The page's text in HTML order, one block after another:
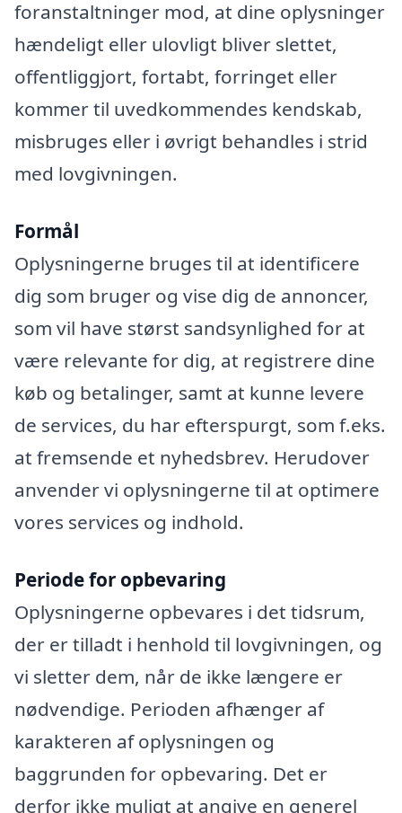
foranstaltninger mod, at dine oplysninger
hændeligt eller ulovligt bliver slettet,
offentliggjort, fortabt, forringet eller
kommer til uvedkommendes kendskab,
misbruges eller i øvrigt behandles i strid
med lovgivningen.
Formål
Oplysningerne bruges til at identificere
dig som bruger og vise dig de annoncer,
som vil have størst sandsynlighed for at
være relevante for dig, at registrere dine
køb og betalinger, samt at kunne levere
de services, du har efterspurgt, som f.eks.
at fremsende et nyhedsbrev. Herudover
anvender vi oplysningerne til at optimere
vores services og indhold.
Periode for opbevaring
Oplysningerne opbevares i det tidsrum,
der er tilladt i henhold til lovgivningen, og
vi sletter dem, når de ikke længere er
nødvendige. Perioden afhænger af
karakteren af oplysningen og
baggrunden for opbevaring. Det er
derfor ikke muligt at angive en generel